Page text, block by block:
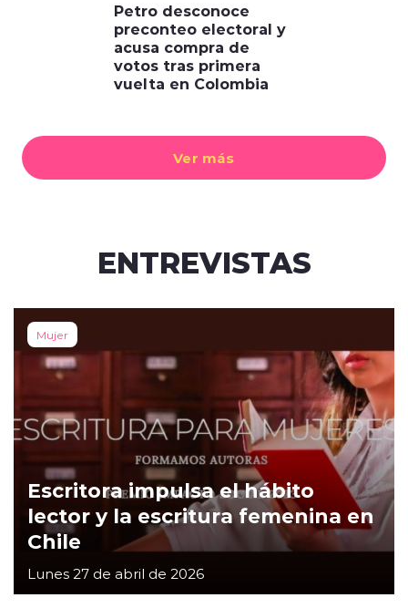
Ver más
Petro desconoce
preconteo electoral y
acusa compra de
votos tras primera
vuelta en Colombia
ENTREVISTAS
Mujer
Escritora impulsa el hábito
lector y la escritura femenina en
Chile
Lunes 27 de abril de 2026